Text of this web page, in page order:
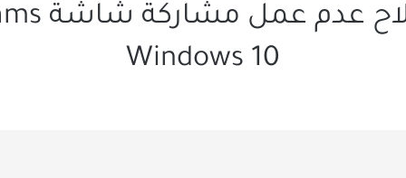
Windows 10